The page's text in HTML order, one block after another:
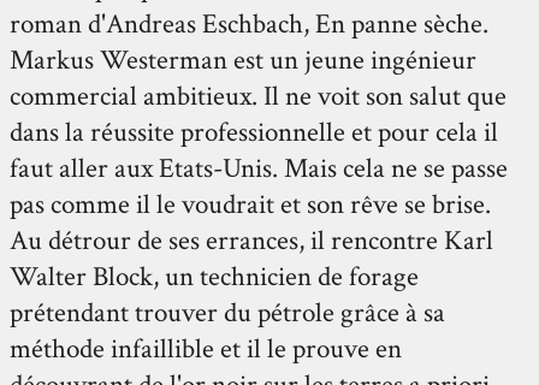
roman d'Andreas Eschbach, En panne sèche.
Markus Westerman est un jeune ingénieur
commercial ambitieux. Il ne voit son salut que
dans la réussite professionnelle et pour cela il
faut aller aux Etats-Unis. Mais cela ne se passe
pas comme il le voudrait et son rêve se brise.
Au détrour de ses errances, il rencontre Karl
Walter Block, un technicien de forage
prétendant trouver du pétrole grâce à sa
méthode infaillible et il le prouve en